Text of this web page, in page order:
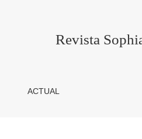
la democracia en la escuela.
Revista
ACTUAL